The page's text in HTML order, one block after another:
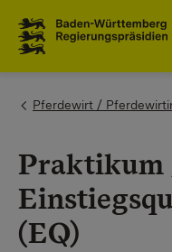
You are here:
Pferdewirt /
Praktikum
(EQ)